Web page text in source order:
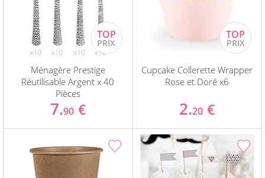
Ménagère Prestige
Réutilisable Argent x 40
Pièces
7.90 €
Cupcake Collerette Wrapper
Rose et Doré x6
2.20 €